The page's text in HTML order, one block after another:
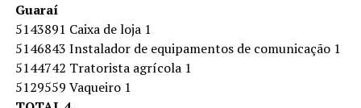
Guaraí
5143891 Caixa de loja 1
5146843 Instalador de equipamentos de comunicação 1
5144742 Tratorista agrícola 1
5129559 Vaqueiro 1